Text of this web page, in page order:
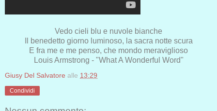
Vedo cieli blu e nuvole bianche
Il benedetto giorno luminoso, la sacra notte scura
E fra me e me penso, che mondo meraviglioso
Louis Armstrong - "What A Wonderful Word"
Giusy Del Salvatore alle 13:29
Condividi